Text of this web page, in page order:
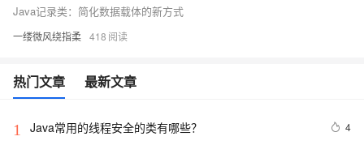
Java记录类：简化数据载体的新方式
一缕微风绕指柔 418
热门文章 最新文章
1 Java常用的线程安全的类有哪些？ 4